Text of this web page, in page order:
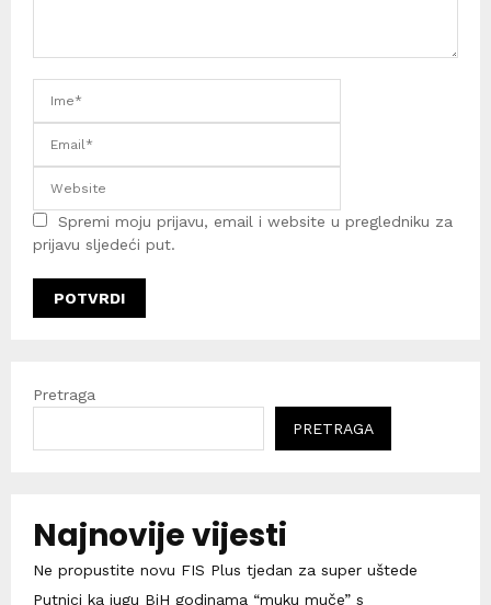
Spremi moju prijavu, email i website u pregledniku za
prijavu sljedeći put.
Pretraga
PRETRAGA
Najnovije vijesti
Ne propustite novu FIS Plus tjedan za super uštede
Putnici ka jugu BiH godinama “muku muče” s